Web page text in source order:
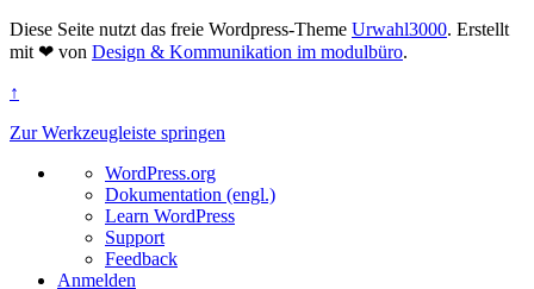
Diese Seite nutzt das freie Wordpress-Theme Urwahl3000. Erstellt
mit ❤ von Design & Kommunikation im modulbüro.
↑
Zur Werkzeugleiste springen
Über
WordPress
WordPress.org
Dokumentation (engl.)
Learn WordPress
Support
Feedback
Anmelden